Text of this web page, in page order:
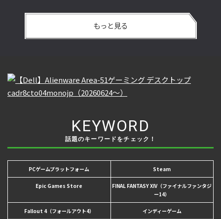
もっと見る
KEYWORD
話題のキーワードをチェック！
PCゲームプラットフォーム Steam
Epic Games Store
FINAL FANTASY XIV（ファイナルファンタジ
ー14）
Fallout 4（フォールアウト4） インディーゲーム